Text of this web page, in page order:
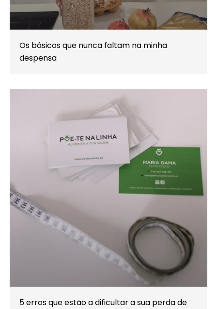
Os básicos que nunca faltam na minha
despensa
5 erros que estão a dificultar a sua perda de